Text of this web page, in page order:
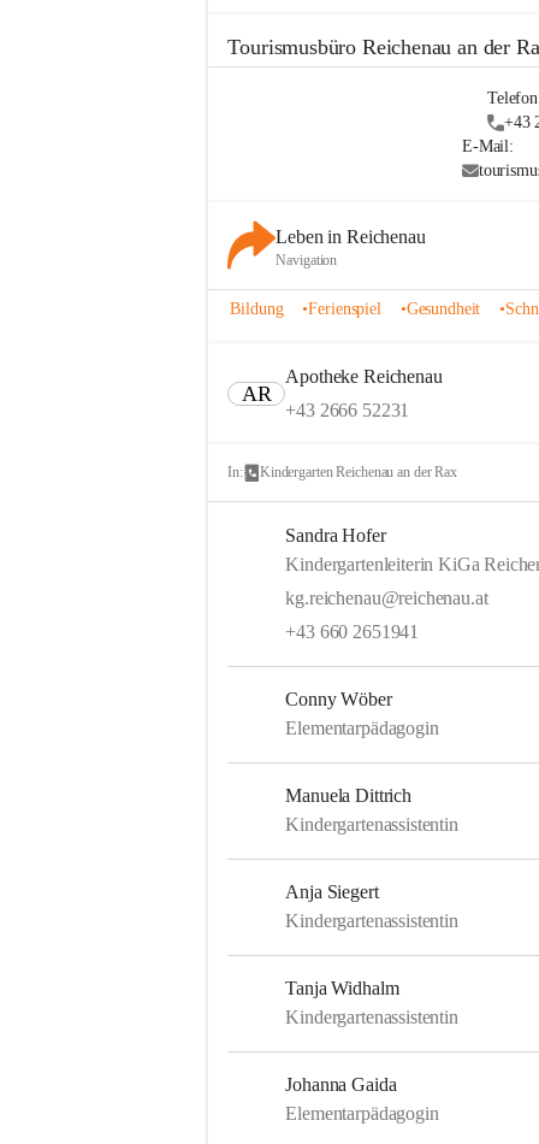
Tourismusbüro Reichenau an der
+43
E-Mail:
Leben in Reichenau
Navigation
Bildung •Ferienspiel •Gesundheit •
AR
Apotheke Reichenau
+43 2666 52231
In: Kindergarten Reichenau an der Rax
Sandra Hofer
Kindergartenleiterin KiGa
kg.reichenau@reichenau.at
+43 660 2651941
Conny Wöber
Elementarpädagogin
Manuela Dittrich
Kindergartenassistentin
Anja Siegert
Kindergartenassistentin
Tanja Widhalm
Kindergartenassistentin
Johanna Gaida
Elementarpädagogin